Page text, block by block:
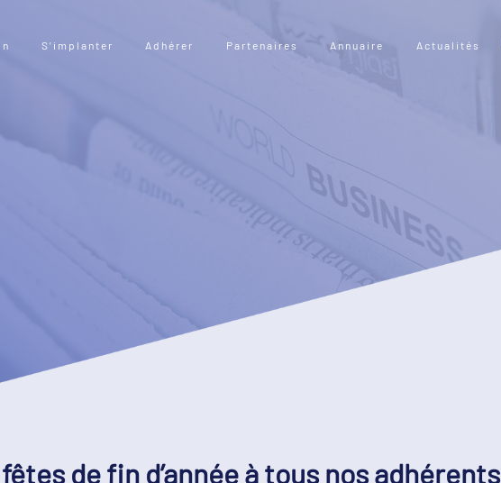
S’implanter Adhérer Partenaires Annuaire Actualités
de fin d’année à tous nos adhérents